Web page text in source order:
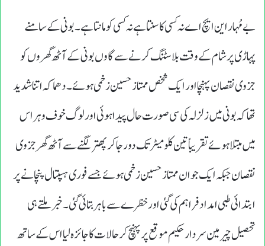
بے مُہار این ایچ اے نہ کسی کا سنتا ہے نہ کسی کو مانتا ہے۔ بونی کے سامنے
پہاڑی پر شام کے وقت بلاسٹنگ کرنے سے گاوں بونی کے آٹھ گھروں کو
جزوی نقصان پہنچا اور ایک شخص ممتاز حسین زخمی ہوئے ۔دھماکہ اتنا شدید
تھا کہ بونی میں زلزلہ کی سی صورت حال پیدا ہوئی اور لوگ خوف و ہراس
میں مبتلا ہوئے تقریباً تین کلو میٹر تک دور جاکر پھتر لگنے سے آٹھ گھر جزوی
نقصان جبکہ ایک جوان ممتاز حسین زخمی ہوئے جسے فوری ہسپتال پنچانے پر
ابتدائی طبی امداد فراہم کی گئی اور خظرے سے باہر بتائی گئی۔ خبر ملتے ہی
تحصیل چیرمین سردار حکیم موقع پر پہنچ کر حالات کا جائزہ لیا اس کے ساتھ